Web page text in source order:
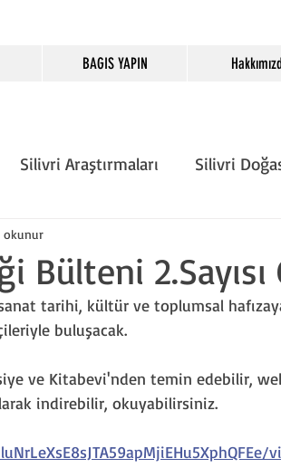
BAGIS YAPIN
Silivri Araştırmaları Silivri
Köşe Yazarları
Bülteni 2.Sayısı
okunur
tarihi, kültür ve toplumsal
buluşacak.
ve Kitabevi'nden temin edebilir,
indirebilir, okuyabilirsiniz.